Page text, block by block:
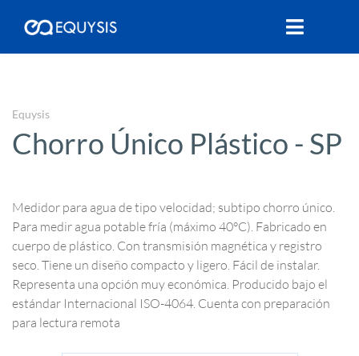
Equysis
Chorro Único Plástico - SP
Medidor para agua de tipo velocidad; subtipo chorro único.
Para medir agua potable fría (máximo 40°C). Fabricado en
cuerpo de plástico. Con transmisión magnética y registro
seco. Tiene un diseño compacto y ligero. Fácil de instalar.
Representa una opción muy económica. Producido bajo el
estándar Internacional ISO-4064. Cuenta con preparación
para lectura remota